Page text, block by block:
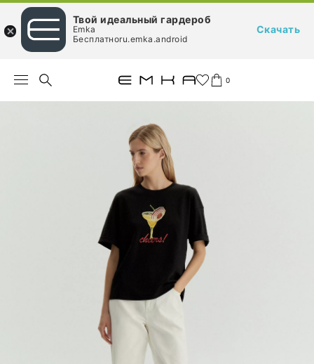
0
Твой идеальный гардероб
Emka
Бесплатноru.emka.android
Скачать